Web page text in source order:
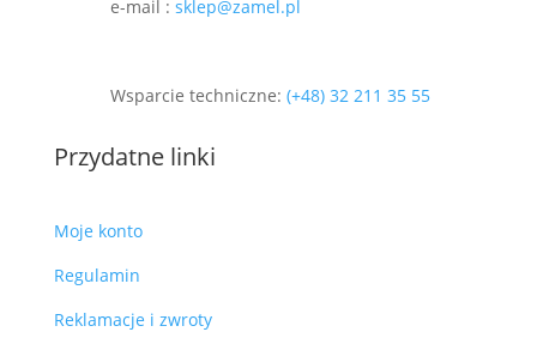
e-mail : sklep@zamel.pl
Wsparcie techniczne: (+48) 32 211 35 55
Przydatne linki
Moje konto
Regulamin
Reklamacje i zwroty